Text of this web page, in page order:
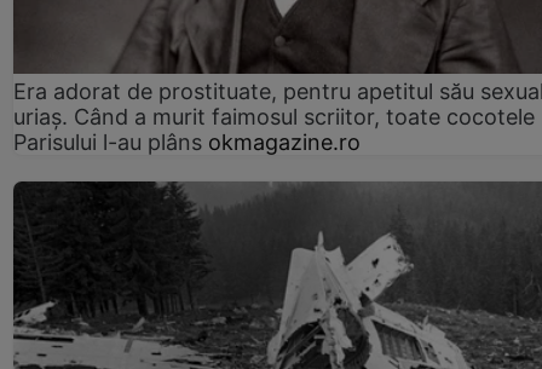
Era adorat de prostituate, pentru apetitul său
uriaș. Când a murit faimosul scriitor, toate cocotele
Parisului l-au plâns okmagazine.ro